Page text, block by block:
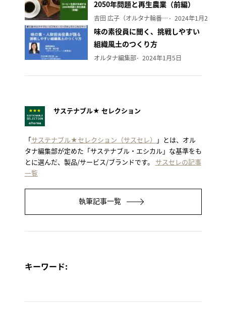
2050年問題と再生農業（前編）
吉田 広子（オルタナ輪番編集長） 2024年1月29日
味の素役員に聞く、挑戦しやすい
組織風土のつくり方
オルタナ編集部 2024年1月5日
サステナブル★ セレクション
「サステナブル★セレクション（サスセレ）
」とは、オル
タナ編集部が定めた「サステナブル・エシカル」な基準をも
とに選んだ、製品/サービス/ブランドです。 サスセレの記事
一覧
執筆記事一覧
キーワード: